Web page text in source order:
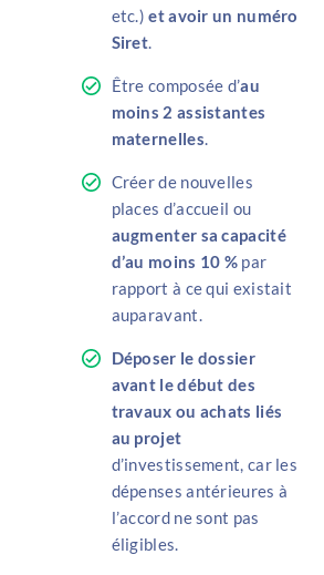
etc.)et avoir un numéro
Siret.
Être composée d’au
moins 2 assistantes
maternelles.
Créer de nouvelles
places d’accueil ou
augmenter sa capacité
d’au moins 10 % par
rapport à ce qui existait
auparavant.
Déposer le dossier
avant le début des
travaux ou achats liés
au projet
d’investissement, car les
dépenses antérieures à
l’accord ne sont pas
éligibles.